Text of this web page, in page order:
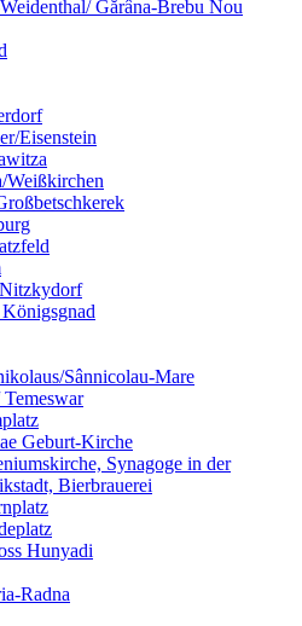
Gărâna-Brebu Nou
Eisenstein
Weißkirchen
Sânnicolau-Mare
Geburt-Kirche
Synagoge in der
Bierbrauerei
Hunyadi
Radna